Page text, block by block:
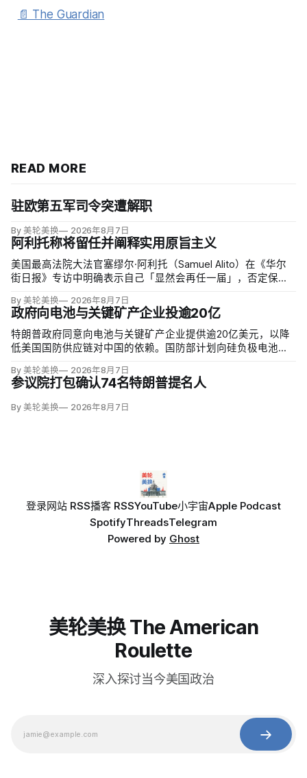
📄 The Guardian
READ MORE
驻欧第五军司令突遭解职
By 美轮美换 2026年8月7日
阿利托称将留任并阐释实用原旨主义
美国最高法院大法官塞缪尔·阿利托（Samuel Alito）在《华尔
街日报》专访中明确表示自己「显然会再任一届」，否定保守
者的呼声。76岁的阿利托称这类催退提醒他生命有限，却也暗
含法官可以互换的误解。
By 美轮美换 2026年8月7日
政府向电池与关键矿产企业投逾20亿
特朗普政府同意向电池与关键矿产企业提供逾20亿美元，以降
低美国国防供应链对中国的依赖。国防部计划向硅负极电池公
开采钪的日出能源金属公司（Sunrise Energy Metals）提供4亿
美元贷款，美…
By 美轮美换 2026年8月7日
参议院打包确认74名特朗普提名人
By 美轮美换 2026年8月7日
登录网站 RSS播客 RSSYouTube小宇宙Apple Podcast
SpotifyThreadsTelegram
Powered by Ghost
美轮美换 The American
Roulette
深入探讨当今美国政治